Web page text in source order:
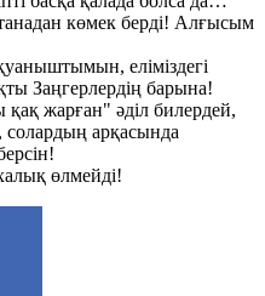
көмек берді! Алғысым
еліміздегі
Заңгерлердің барына!
жарған" әділ билердей,
солардың арқасында
өлмейді!